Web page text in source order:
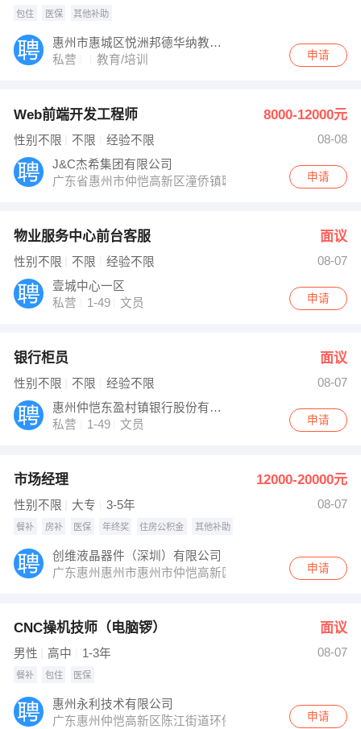
包住 医保 其他补助
惠州市惠城区悦洲邦德华纳教育培训中心
私营
教育/培训 申请
Web前端开发工程师 8000-12000元
性别不限 不限 经验不限
08-08
J&C杰希集团有限公司
广东省惠州市仲恺高新区潼侨镇联发大道南面138号/惠州
申请
物业服务中心前台客服 面议
性别不限 不限 经验不限
08-07
壹城中心一区
私营
1-49 文员 申请
银行柜员 面议
性别不限 不限 经验不限
08-07
惠州仲恺东盈村镇银行股份有限公司
私营
1-49 文员 申请
市场经理 12000-20000元
性别不限 大专 3-5年 08-07
餐补 房补 医保 年终奖 住房公积金 其他补助
创维液晶器件（深圳）有限公司
广东惠州惠州市惠州市仲恺高新区陈江街道南华路80号
申请
CNC操机技师（电脑锣） 面议
男性 高中 1-3年 08-07
餐补 包住 医保
惠州永利技术有限公司
广东惠州仲恺高新区陈江街道环侨南路21号厂房A栋
申请